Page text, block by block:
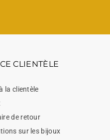
CLIENTÈLE
la clientèle
de retour
sur les bijoux